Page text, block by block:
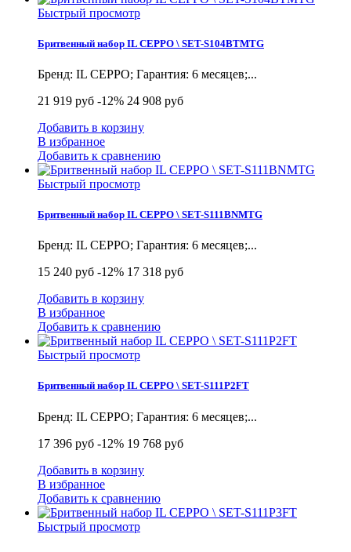
Быстрый просмотр
Бритвенный набор IL CEPPO \ SET-S104BTMTG
Бренд: IL CEPPO; Гарантия: 6 месяцев;...
21 919 руб -12% 24 908 руб
Добавить в корзину
В избранное
Добавить к сравнению
Быстрый просмотр
Бритвенный набор IL CEPPO \ SET-S111BNMTG
Бренд: IL CEPPO; Гарантия: 6 месяцев;...
15 240 руб -12% 17 318 руб
Добавить в корзину
В избранное
Добавить к сравнению
Быстрый просмотр
Бритвенный набор IL CEPPO \ SET-S111P2FT
Бренд: IL CEPPO; Гарантия: 6 месяцев;...
17 396 руб -12% 19 768 руб
Добавить в корзину
В избранное
Добавить к сравнению
Быстрый просмотр